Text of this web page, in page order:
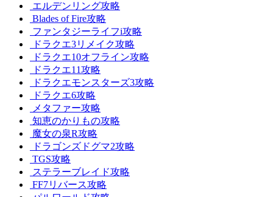
エルデンリング攻略
Blades of Fire攻略
ファンタジーライフi攻略
ドラクエ3リメイク攻略
ドラクエ10オフライン攻略
ドラクエ11攻略
ドラクエモンスターズ3攻略
ドラクエ6攻略
メタファー攻略
知恵のかりもの攻略
魔女の泉R攻略
ドラゴンズドグマ2攻略
TGS攻略
ステラーブレイド攻略
FF7リバース攻略